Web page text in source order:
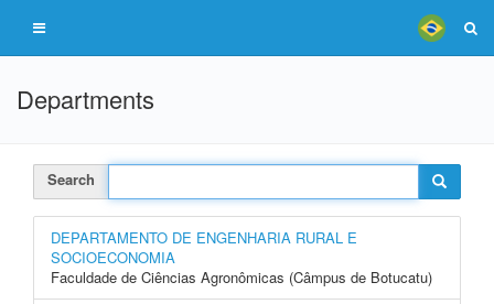
Departments
Search
DEPARTAMENTO DE ENGENHARIA RURAL E
SOCIOECONOMIA
Faculdade de Ciências Agronômicas (Câmpus de Botucatu)